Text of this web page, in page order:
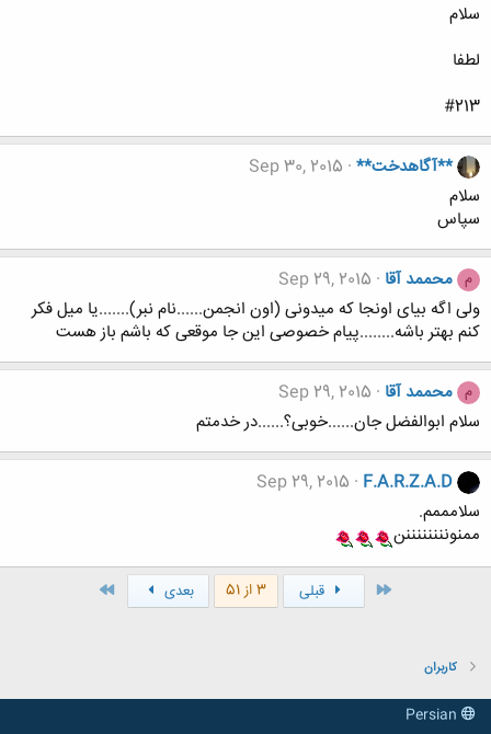
سلام
لطفا
#213
**آگاهدخت** Sep 30, 2015
سلام
سپاس
م محممد آقا Sep 29, 2015
ولی اگه بیای اونجا که میدونی (اون انجمن......نام نبر).......یا میل فکر
کنم بهتر باشه........پیام خصوصی این جا موقعی که باشم باز هست
م محممد آقا Sep 29, 2015
سلام ابوالفضل جان......خوبی؟......در خدمتم
F.A.R.Z.A.D
Sep 29, 2015
سلامممم.
ممنوننننننننن
اول قبلی 3 از 51 بعدی
کاربران